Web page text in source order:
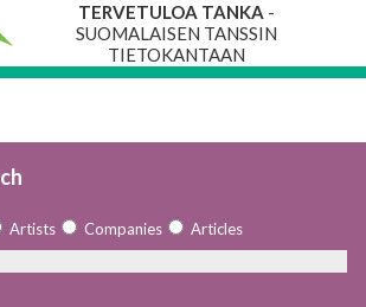
TERVETULOA TANKA -
SUOMALAISEN TANSSIN
TIETOKANTAAN
Artists Companies Articles